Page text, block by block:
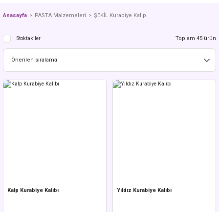
Anasayfa PASTA Malzemeleri ŞEKİL Kurabiye Kalıp
Stoktakiler Toplam 45 ürün
Kalp Kurabiye Kalıbı Yıldız Kurabiye Kalıbı